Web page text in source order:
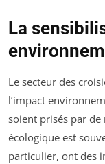
La
Le secteur des
l’impact
soient prisés par
écologique est
particulier, ont des